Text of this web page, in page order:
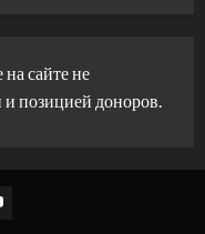
сайте не
и позицией доноров.